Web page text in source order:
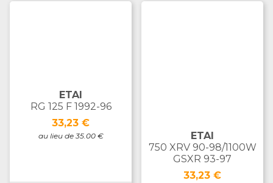
ETAI
RG 125 F 1992-96
Prix
33,23 €
au lieu de 35.00 €
ETAI
750 XRV 90-98/1100W
GSXR 93-97
Prix
33,23 €